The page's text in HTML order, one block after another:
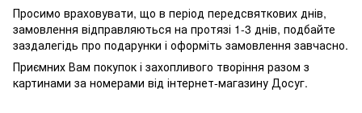
Просимо враховувати, що в період передсвяткових днів,
замовлення відправляються на протязі 1-3 днів, подбайте
заздалегідь про подарунки і оформіть замовлення завчасно.
Приємних Вам покупок і захопливого творіння разом з
картинами за номерами від інтернет-магазину Досуг.